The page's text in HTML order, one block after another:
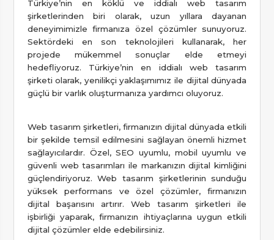
Türkiye’nin en köklü ve iddialı web tasarım
şirketlerinden biri olarak, uzun yıllara dayanan
deneyimimizle firmanıza özel çözümler sunuyoruz.
Sektördeki en son teknolojileri kullanarak, her
projede mükemmel sonuçlar elde etmeyi
hedefliyoruz. Türkiye’nin en iddialı web tasarım
şirketi olarak, yenilikçi yaklaşımımız ile dijital dünyada
güçlü bir varlık oluşturmanıza yardımcı oluyoruz.
Web tasarım şirketleri, firmanızın dijital dünyada etkili
bir şekilde temsil edilmesini sağlayan önemli hizmet
sağlayıcılardır. Özel, SEO uyumlu, mobil uyumlu ve
güvenli web tasarımları ile markanızın dijital kimliğini
güçlendiriyoruz. Web tasarım şirketlerinin sunduğu
yüksek performans ve özel çözümler, firmanızın
dijital başarısını artırır. Web tasarım şirketleri ile
işbirliği yaparak, firmanızın ihtiyaçlarına uygun etkili
dijital çözümler elde edebilirsiniz.